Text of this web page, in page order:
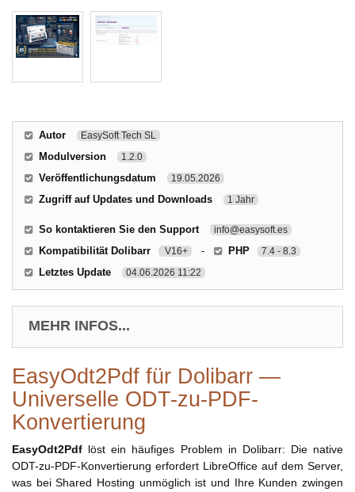
Autor EasySoft Tech SL
Modulversion 1.2.0
Veröffentlichungsdatum 19.05.2026
Zugriff auf Updates und Downloads 1 Jahr
So kontaktieren Sie den Support info@easysoft.es
Kompatibilität Dolibarr V16+ - PHP 7.4 - 8.3
Letztes Update 04.06.2026 11:22
MEHR INFOS...
EasyOdt2Pdf für Dolibarr —
Universelle ODT-zu-PDF-
Konvertierung
EasyOdt2Pdf löst ein häufiges Problem in Dolibarr: Die native
ODT-zu-PDF-Konvertierung erfordert LibreOffice auf dem Server,
was bei Shared Hosting unmöglich ist und Ihre Kunden zwingen